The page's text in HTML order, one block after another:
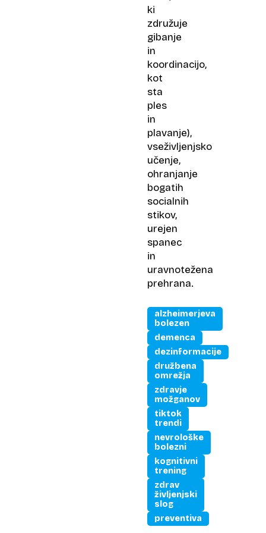
ki
združuje
gibanje
in
koordinacijo,
kot
sta
ples
in
plavanje),
vseživljenjsko
učenje,
ohranjanje
bogatih
socialnih
stikov,
urejen
spanec
in
uravnotežena
prehrana.
alzheimerjeva
bolezen
demenca
dezinformacije
družbena
omrežja
zdravje
možganov
tiktok
trendi
nevrološke
bolezni
kognitivni
trening
zdrav
življenjski
slog
preventiva